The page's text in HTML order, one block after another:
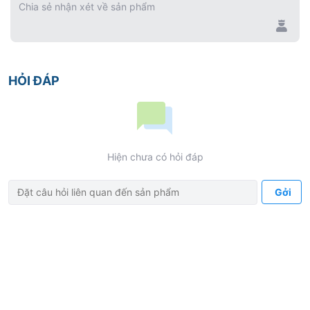
đạt được kết quả thẩm mỹ sau cùng và giúp cho việc
lựa chọn màu thuận tiện hơn. Vì vậy có thể có nhiều
PHẢN QUANG TỰ NHIÊN
Các màu Men và màu Ngà có các đặc tính phản
đạt thẩm mỹ hoàn hảo ngay cả dưới ánh sáng huỳnh
quang hay tia cực tím.
Chia sẻ nhận xét về sản phẩm
HỎI ĐÁP
Hiện chưa có hỏi đáp
Gởi